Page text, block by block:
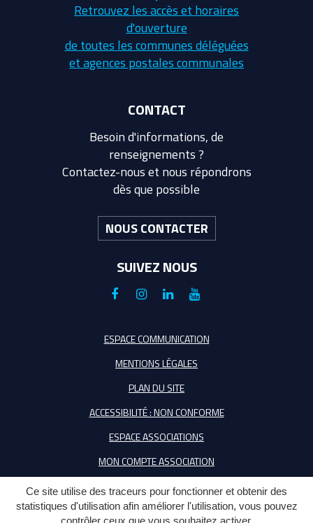
Ce site utilise des traceurs pour fonctionner et obtenir des
statistiques d'utilisation afin améliorer l'utilisation, vous pouvez
contrôler ceux que vous souhaitez activer.
Retrouvez les accès et horaires
d'ouverture
de toutes les communes déléguées
et agences postales communales
CONTACT
Besoin d'informations, de
renseignements ?
Contactez-nous et nous répondrons
dès que possible
NOUS CONTACTER
SUIVEZ NOUS
Lien
le
Facebook
Lien
le
compte
Instagram
Lien
le
compte
Linkedin
Lien
la
Youtube
ESPACE COMMUNICATION
MENTIONS LÉGALES
PLAN DU SITE
ACCESSIBILITÉ : NON CONFORME
ESPACE ASSOCIATIONS
MON COMPTE ASSOCIATION